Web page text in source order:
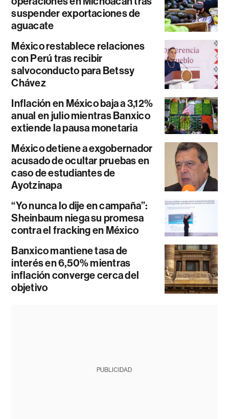
suspender exportaciones de
aguacate
México restablece relaciones
con Perú tras recibir
salvoconducto para Betssy
Chávez
Inflación en México baja a 3,12%
anual en julio mientras Banxico
extiende la pausa monetaria
México detiene a exgobernador
acusado de ocultar pruebas en
caso de estudiantes de
Ayotzinapa
“Yo nunca lo dije en campaña”:
Sheinbaum niega su promesa
contra el fracking en México
Banxico mantiene tasa de
interés en 6,50% mientras
inflación converge cerca del
objetivo
PUBLICIDAD